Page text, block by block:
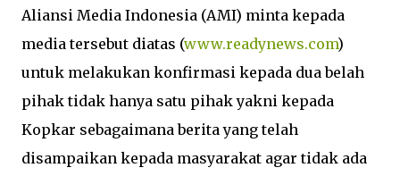
Aliansi Media Indonesia (AMI) minta kepada
media tersebut diatas (www.readynews.com)
untuk melakukan konfirmasi kepada dua belah
pihak tidak hanya satu pihak yakni kepada
Kopkar sebagaimana berita yang telah
disampaikan kepada masyarakat agar tidak ada